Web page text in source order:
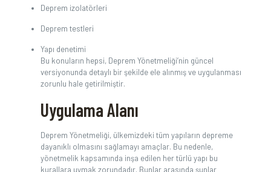
Deprem izolatörleri
Deprem testleri
Yapı denetimi
Bu konuların hepsi, Deprem Yönetmeliği’nin güncel
versiyonunda detaylı bir şekilde ele alınmış ve uygulanması
zorunlu hale getirilmiştir.
Uygulama Alanı
Deprem Yönetmeliği, ülkemizdeki tüm yapıların depreme
dayanıklı olmasını sağlamayı amaçlar. Bu nedenle,
yönetmelik kapsamında inşa edilen her türlü yapı bu
kurallara uymak zorundadır. Bunlar arasında şunlar